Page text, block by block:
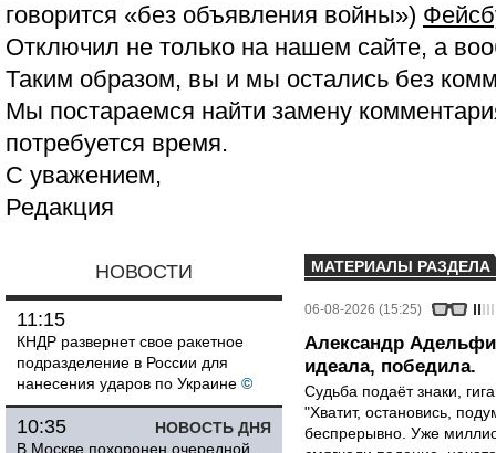
говорится «без объявления войны»)
Отключил не только на нашем сайте, а
Таким образом, вы и мы остались без
Мы постараемся найти замену
потребуется время.
С уважением,
Редакция
НОВОСТИ
11:15
КНДР развернет свое ракетное
подразделение в России для
нанесения ударов по Украине ©
НОВОСТЬ ДНЯ
10:35
В Москве похоронен очередной
МАТЕРИАЛЫ РАЗДЕЛА
06-08-2026 (15:25)
Александр
идеала, победила.
Судьба подаёт знаки,
"Хватит, остановись,
беспрерывно. Уже